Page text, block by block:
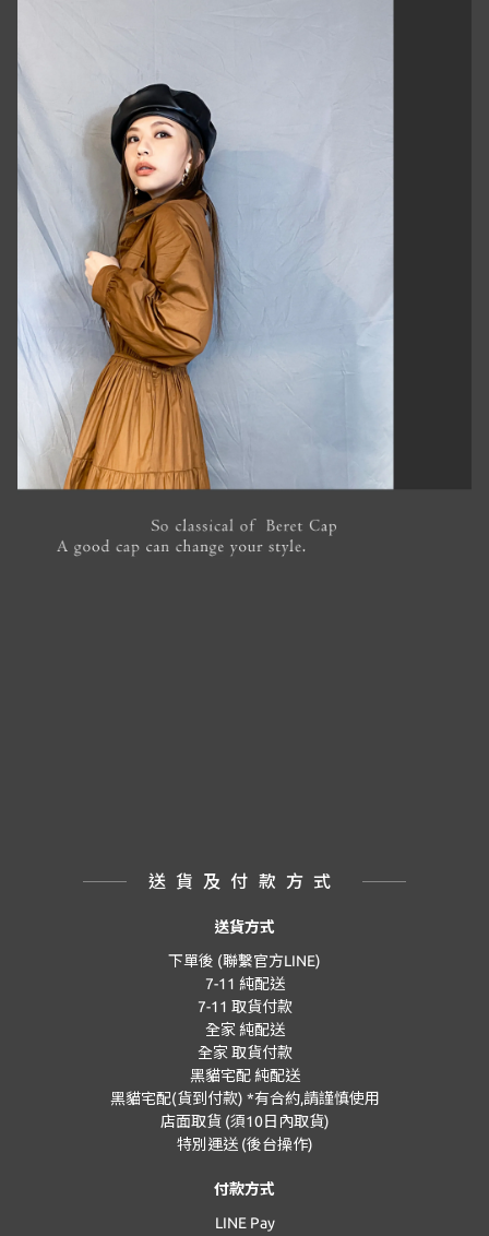
送貨及付款方式
送貨方式
下單後 (聯繫官方LINE)
7-11 純配送
7-11 取貨付款
全家 純配送
全家 取貨付款
黑貓宅配 純配送
黑貓宅配(貨到付款) *有合約,請謹慎使用
店面取貨 (須10日內取貨)
特別運送 (後台操作)
付款方式
LINE Pay